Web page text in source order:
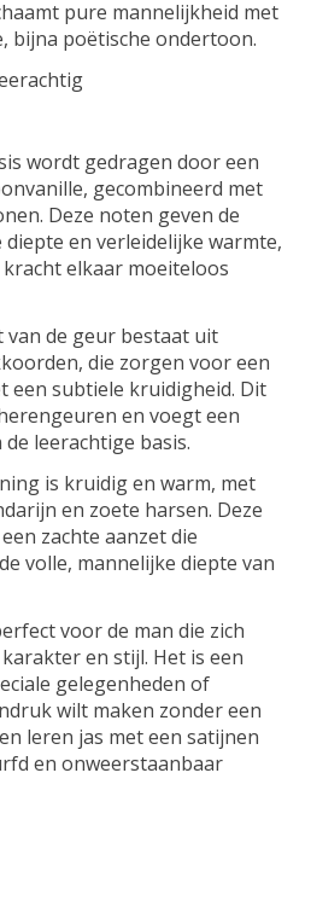
pure mannelijkheid met
bijna poëtische ondertoon.
wordt gedragen door een
gecombineerd met
Deze noten geven de
en verleidelijke warmte,
elkaar moeiteloos
de geur bestaat uit
die zorgen voor een
een subtiele kruidigheid. Dit
en voegt een
leerachtige basis.
is kruidig en warm, met
en zoete harsen. Deze
zachte aanzet die
volle, mannelijke diepte van
voor de man die zich
en stijl. Het is een
gelegenheden of
wilt maken zonder een
leren jas met een satijnen
en onweerstaanbaar